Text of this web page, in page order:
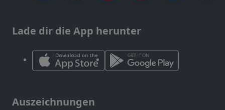
Lade dir die App herunter
Auszeichnungen